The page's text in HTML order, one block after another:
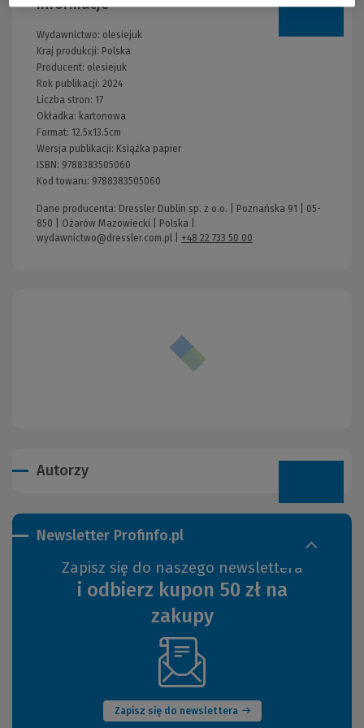
Informacje
Wydawnictwo: olesiejuk
Kraj produkcji: Polska
Producent: olesiejuk
Rok publikacji: 2024
Liczba stron: 17
Okładka: kartonowa
Format: 12.5x13.5cm
Wersja publikacji: Książka papier
ISBN: 9788383505060
Kod towaru: 9788383505060
Dane producenta: Dressler Dublin sp. z o.o. | Poznańska 91 | 05-
850 | Ożarów Mazowiecki | Polska |
wydawnictwo@dressler.com.pl
+48 22 733 50 00
Autorzy
Newsletter Profinfo.pl
Zapisz się do naszego newslettera
i odbierz kupon 50 zł na
zakupy
Zapisz się do newslettera
(Nowe
okno)